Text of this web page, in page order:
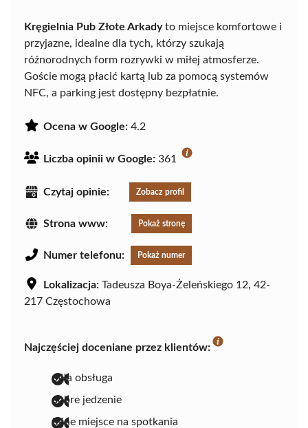
Kręgielnia Pub Złote Arkadyto miejsce komfortowe i
przyjazne, idealne dla tych, którzy szukają
różnorodnych form rozrywki w miłej atmosferze.
Goście mogą płacić kartą lub za pomocą systemów
NFC, a parking jest dostępny bezpłatnie.
Ocena w Google: 4.2
Liczba opinii w Google: 361
Czytaj opinie: Zobacz profil
Strona www: Pokaż stronę
Numer telefonu: Pokaż numer
Lokalizacja: Tadeusza Boya-Żeleńskiego 12, 42-
217 Częstochowa
Najczęściej doceniane przez klientów:
miła obsługa
dobre jedzenie
fajne miejsce na spotkania